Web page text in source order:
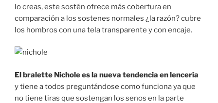
lo creas, este sostén ofrece más cobertura en
comparación a los sostenes normales ¿la razón? cubre
los hombros con una tela transparente y con encaje.
El bralette Nichole es la nueva tendencia en lencería
y tiene a todos preguntándose como funciona ya que
no tiene tiras que sostengan los senos en la parte